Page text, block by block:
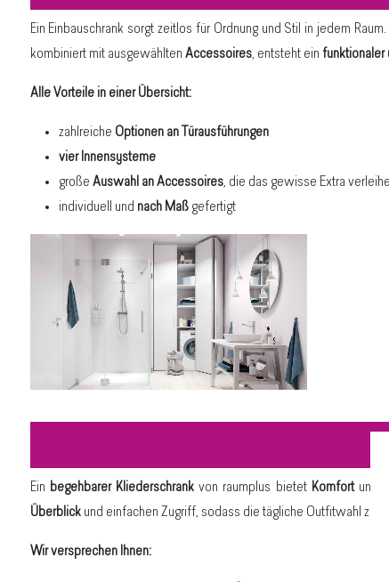
Ein Einbauschrank sorgt zeitlos für Ordnung und Stil in jedem
kombiniert mit ausgewählten Accessoires, entsteht ein funktionaler
Alle Vorteile in einer Übersicht:
zahlreiche Optionen an Türausführungen
vier Innensysteme
große Auswahl an Accessoires, die das gewisse Extra
individuell und nach Maß gefertigt
Ein begehbarer Kliederschrankvon raumplus bietet Komfort und
Überblickund einfachen Zugriff, sodass die tägliche Outfitwahl zum
Wir versprechen Ihnen: